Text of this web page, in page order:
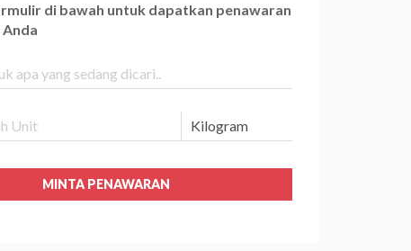
di bawah untuk dapatkan penawaran
MINTA PENAWARAN